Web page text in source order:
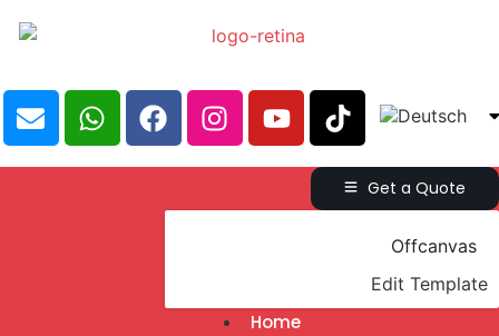
Get a Quote
Offcanvas
Edit Template
Home